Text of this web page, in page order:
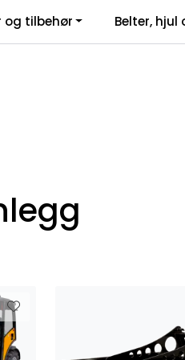
| Nyhetsbrev
og tilbehør Belter, hjul